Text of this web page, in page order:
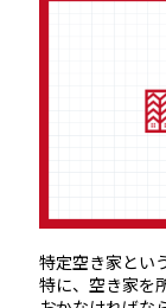
特定空き家とい
特に、空き家を